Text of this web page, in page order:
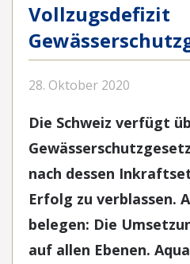
Vollzugsdefizit
28. Oktober 2020
Die Schweiz verfügt
nach dessen
Erfolg zu verblassen.
belegen: Die
auf allen Ebenen.